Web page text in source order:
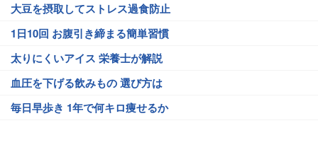
大豆を摂取してストレス過食防止
1日10回 お腹引き締まる簡単習慣
太りにくいアイス 栄養士が解説
血圧を下げる飲みもの 選び方は
毎日早歩き 1年で何キロ痩せるか